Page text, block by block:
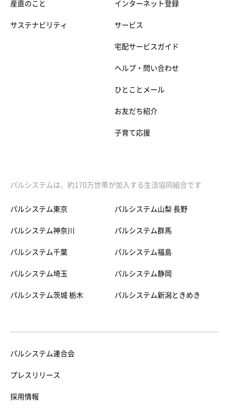
産直のこと
サステナビリティ
インターネット登録
サービス
宅配サービスガイド
ヘルプ・問い合わせ
ひとことメール
お友だち紹介
子育て応援
パルシステムは、約170万世帯が加入する生活協同組合です
パルシステム東京
パルシステム神奈川
パルシステム千葉
パルシステム埼玉
パルシステム茨城 栃木
パルシステム山梨 長野
パルシステム群馬
パルシステム福島
パルシステム静岡
パルシステム新潟ときめき
パルシステム連合会
プレスリリース
採用情報